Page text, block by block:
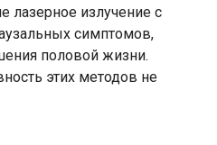
лазерное излучение с
симптомов,
половой жизни.
этих методов не